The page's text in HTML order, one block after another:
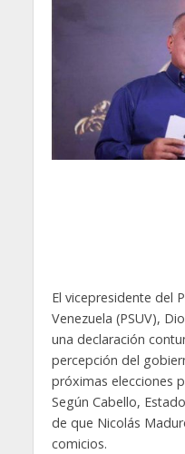
El vicepresidente del
Venezuela (PSUV),
una declaración
percepción del
próximas elecciones
Según Cabello,
de que Nicolás
comicios.